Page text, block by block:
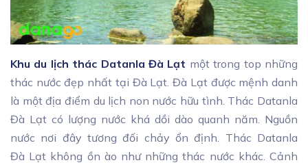
Khu du lịch thác Datanla Đà Lạt một trong top những
thác nước đẹp nhất tại Đà Lạt. Đà Lạt được mệnh danh
là một địa điểm du lịch non nước hữu tình. Thác Datanla
Đà Lạt có lượng nước khá dồi dào quanh năm. Nguồn
nước nơi đây tương đối chảy ổn định. Thác Datanla
Đà Lạt không ồn ào như những thác nước khác. Cảnh